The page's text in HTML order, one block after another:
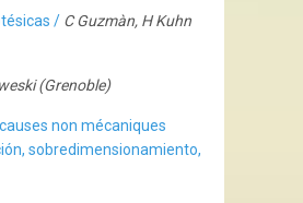
/ C Guzmàn, H Kuhn
(Grenoble)
non mécaniques
sobredimensionamiento,